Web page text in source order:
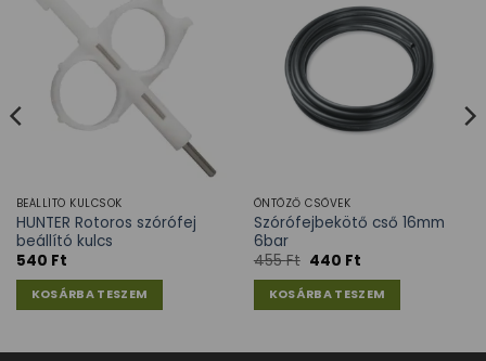
BEÁLLÍTÓ KULCSOK
HUNTER Rotoros szórófej
beállító kulcs
540 Ft
KOSÁRBA TESZEM
ÖNTÖZŐ CSÖVEK
Szórófejbekötő cső 16mm
6bar
455Ft 440 Ft
KOSÁRBA TESZEM